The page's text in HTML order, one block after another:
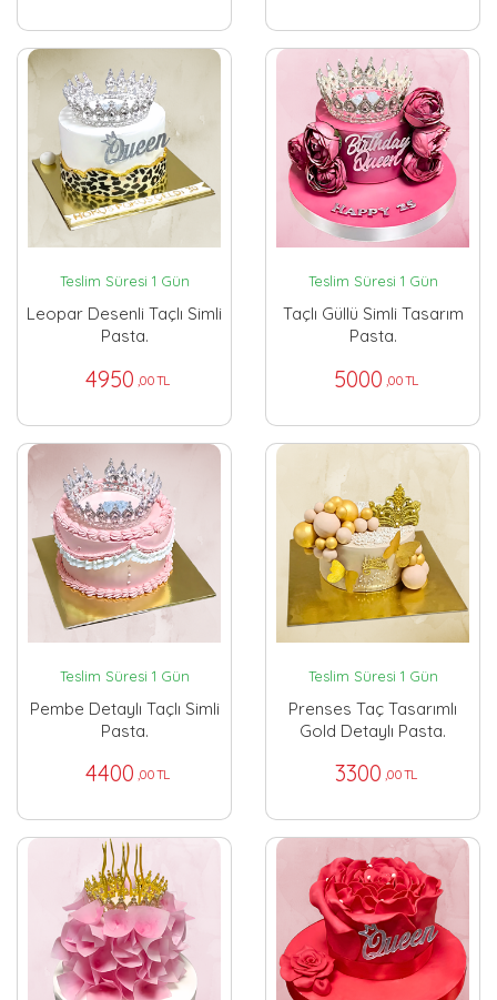
Teslim Süresi 1 Gün
Leopar Desenli Taçlı Simli
Pasta.
4950 ,00 TL
Teslim Süresi 1 Gün
Taçlı Güllü Simli Tasarım
Pasta.
5000 ,00 TL
Teslim Süresi 1 Gün
Pembe Detaylı Taçlı Simli
Pasta.
4400 ,00 TL
Teslim Süresi 1 Gün
Prenses Taç Tasarımlı
Gold Detaylı Pasta.
3300 ,00 TL